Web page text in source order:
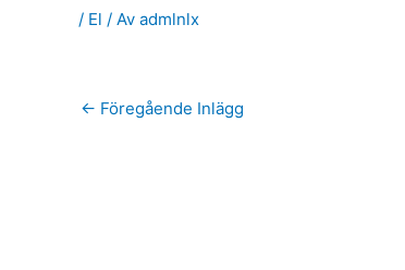
/ El / Av admlnlx
← Föregående Inlägg